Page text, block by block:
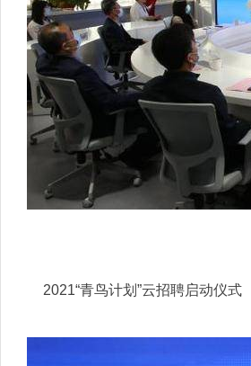
2021“青鸟计划”云招聘启动仪式